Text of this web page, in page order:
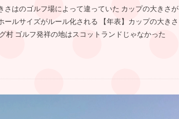
はのゴルフ場によって違っていた カップの大きさが
ルサイズがルール化される 【年表】カップの大きさ
村 ゴルフ発祥の地はスコットランドじゃなかった